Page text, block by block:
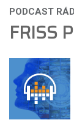
FRISS